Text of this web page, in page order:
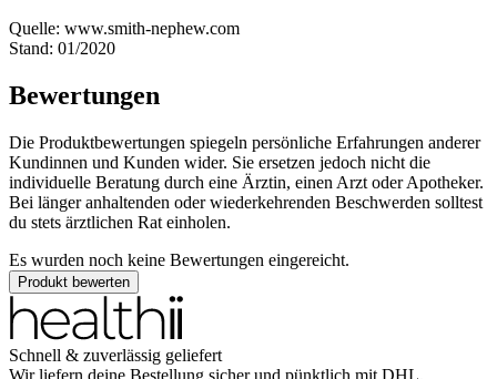
Quelle: www.smith-nephew.com
Stand: 01/2020
Bewertungen
Die Produktbewertungen spiegeln persönliche Erfahrungen anderer
Kundinnen und Kunden wider. Sie ersetzen jedoch nicht die
individuelle Beratung durch eine Ärztin, einen Arzt oder Apotheker.
Bei länger anhaltenden oder wiederkehrenden Beschwerden solltest
du stets ärztlichen Rat einholen.
Es wurden noch keine Bewertungen eingereicht.
Produkt bewerten
Schnell & zuverlässig geliefert
Wir liefern deine Bestellung sicher und pünktlich mit DHL.